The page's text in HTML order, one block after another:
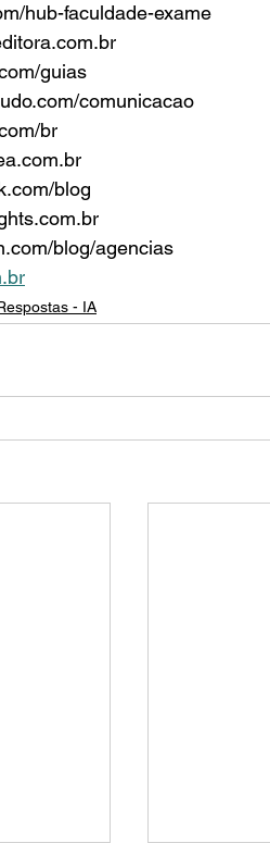
hub-faculdade-exame
guias
comunicacao
br
blog
blog/agencias
- IA